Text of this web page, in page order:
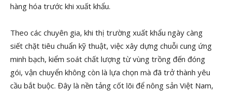
hàng hóa trước khi xuất khẩu.
Theo các chuyên gia, khi thị trường xuất khẩu ngày càng
siết chặt tiêu chuẩn kỹ thuật, việc xây dựng chuỗi cung ứng
minh bạch, kiểm soát chất lượng từ vùng trồng đến đóng
gói, vận chuyển không còn là lựa chọn mà đã trở thành yêu
cầu bắt buộc. Đây là nền tảng cốt lõi để nông sản Việt Nam,